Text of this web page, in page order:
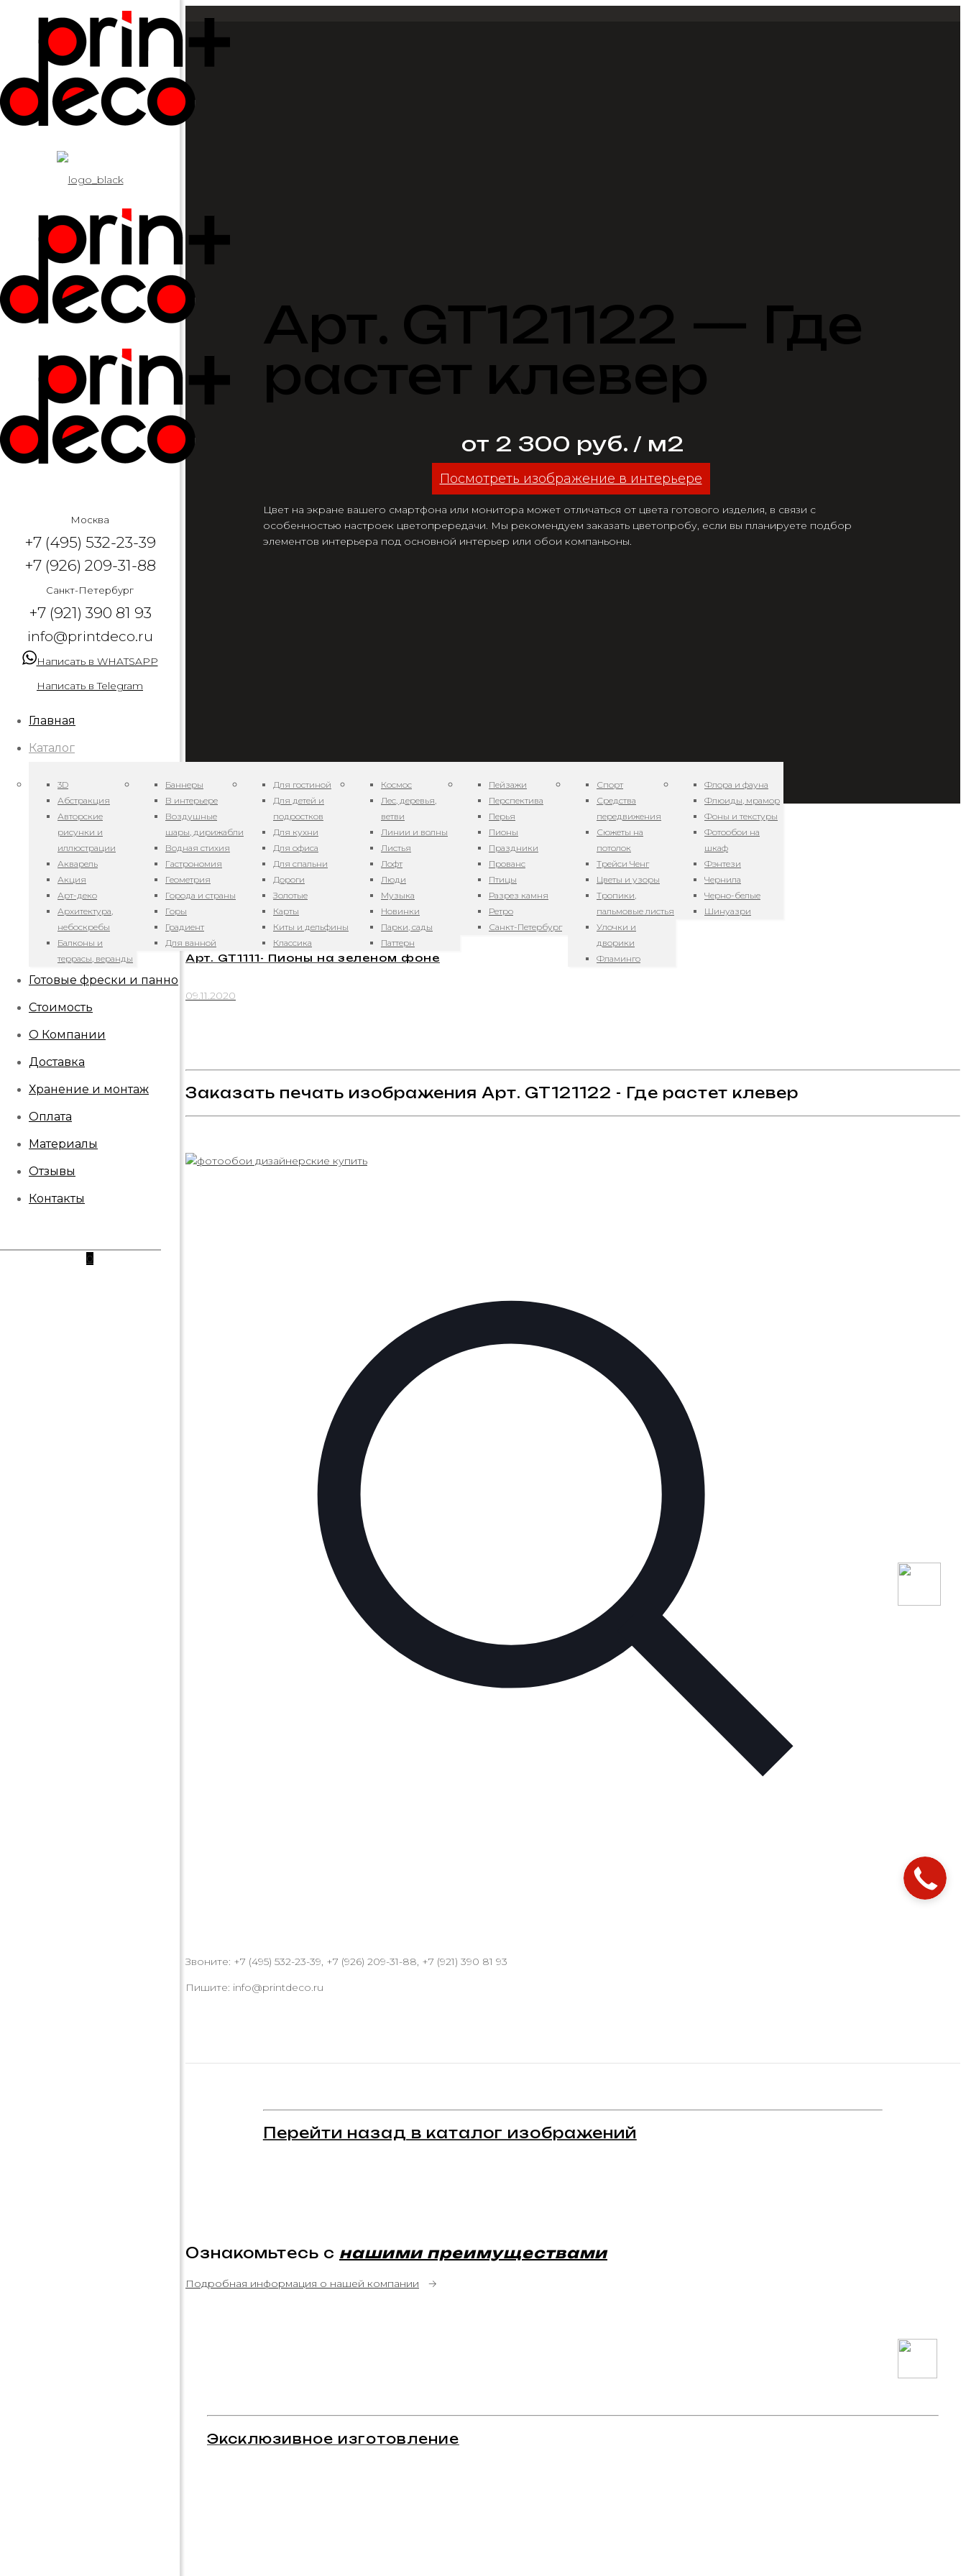
Москва
+7 (495) 532-23-39
+7 (926) 209-31-88
Санкт-Петербург
+7 (921) 390 81 93
info@printdeco.ru
Написать в WHATSAPP
Написать в Telegram
Главная
Каталог
3D
Абстракция
Авторские
рисунки и
иллюстрации
Акварель
Акция
Арт-деко
Архитектура,
небоскребы
Балконы и
террасы, веранды
Баннеры
В интерьере
Воздушные
шары, дирижабли
Водная стихия
Гастрономия
Геометрия
Города и страны
Горы
Градиент
Для ванной
Для гостиной
Для детей и
подростков
Для кухни
Для офиса
Для спальни
Дороги
Золотые
Карты
Киты и дельфины
Классика
Космос
Лес, деревья,
ветви
Линии и волны
Листья
Лофт
Люди
Музыка
Новинки
Парки, сады
Паттерн
Пейзажи
Перспектива
Перья
Пионы
Праздники
Прованс
Птицы
Разрез камня
Ретро
Санкт-Петербург
Спорт
Средства
передвижения
Сюжеты на
потолок
Трейси Ченг
Цветы и узоры
Тропики,
пальмовые листья
Улочки и
дворики
Фламинго
Флора и фауна
Флюиды, мрамор
Фоны и текстуры
Фотообои на
шкаф
Фэнтези
Чернила
Черно-белые
Шинуазри
Готовые фрески и панно
Стоимость
О Компании
Доставка
Хранение и монтаж
Оплата
Материалы
Отзывы
Контакты
0
Арт. GT121122 — Где
растет клевер
от 2 300 руб. / м2
Посмотреть изображение в интерьере
Цвет на экране вашего смартфона или монитора может отличаться от цвета готового изделия, в связи с
особенностью настроек цветопрередачи. Мы рекомендуем заказать цветопробу, если вы планируете подбор
элементов интерьера под основной интерьер или обои компаньоны.
Арт. GT121123 — Чудесный мир
09.11.2020
Арт. GT1111- Пионы на зеленом фоне
09.11.2020
Заказать печать изображения Арт. GT121122 - Где растет клевер
Звоните: +7 (495) 532-23-39, +7 (926) 209-31-88, +7 (921) 390 81 93
Пишите: info@printdeco.ru
Перейти назад в каталог изображений
Ознакомьтесь с нашими преимуществами
Подробная информация о нашей компании →
Эксклюзивное изготовление